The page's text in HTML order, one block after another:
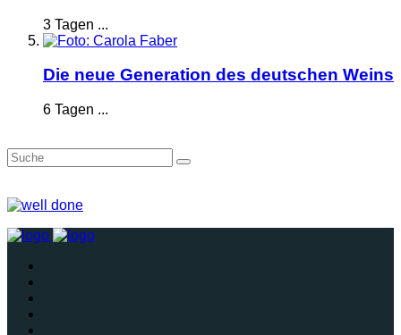
3 Tagen ...
Die neue Generation des deutschen Weins
6 Tagen ...